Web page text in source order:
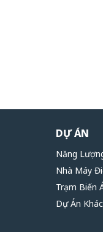
DỰ ÁN
Năng
Nhà Máy
Trạm Biến
Dự Án Khác